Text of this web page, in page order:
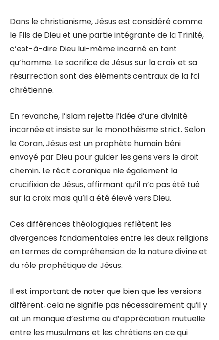
Dans le christianisme, Jésus est considéré comme
le Fils de Dieu et une partie intégrante de la Trinité,
c’est-à-dire Dieu lui-même incarné en tant
qu’homme. Le sacrifice de Jésus sur la croix et sa
résurrection sont des éléments centraux de la foi
chrétienne.
En revanche, l’islam rejette l’idée d’une divinité
incarnée et insiste sur le monothéisme strict. Selon
le Coran, Jésus est un prophète humain béni
envoyé par Dieu pour guider les gens vers le droit
chemin. Le récit coranique nie également la
crucifixion de Jésus, affirmant qu’il n’a pas été tué
sur la croix mais qu’il a été élevé vers Dieu.
Ces différences théologiques reflètent les
divergences fondamentales entre les deux religions
en termes de compréhension de la nature divine et
du rôle prophétique de Jésus.
Il est important de noter que bien que les versions
diffèrent, cela ne signifie pas nécessairement qu’il y
ait un manque d’estime ou d’appréciation mutuelle
entre les musulmans et les chrétiens en ce qui